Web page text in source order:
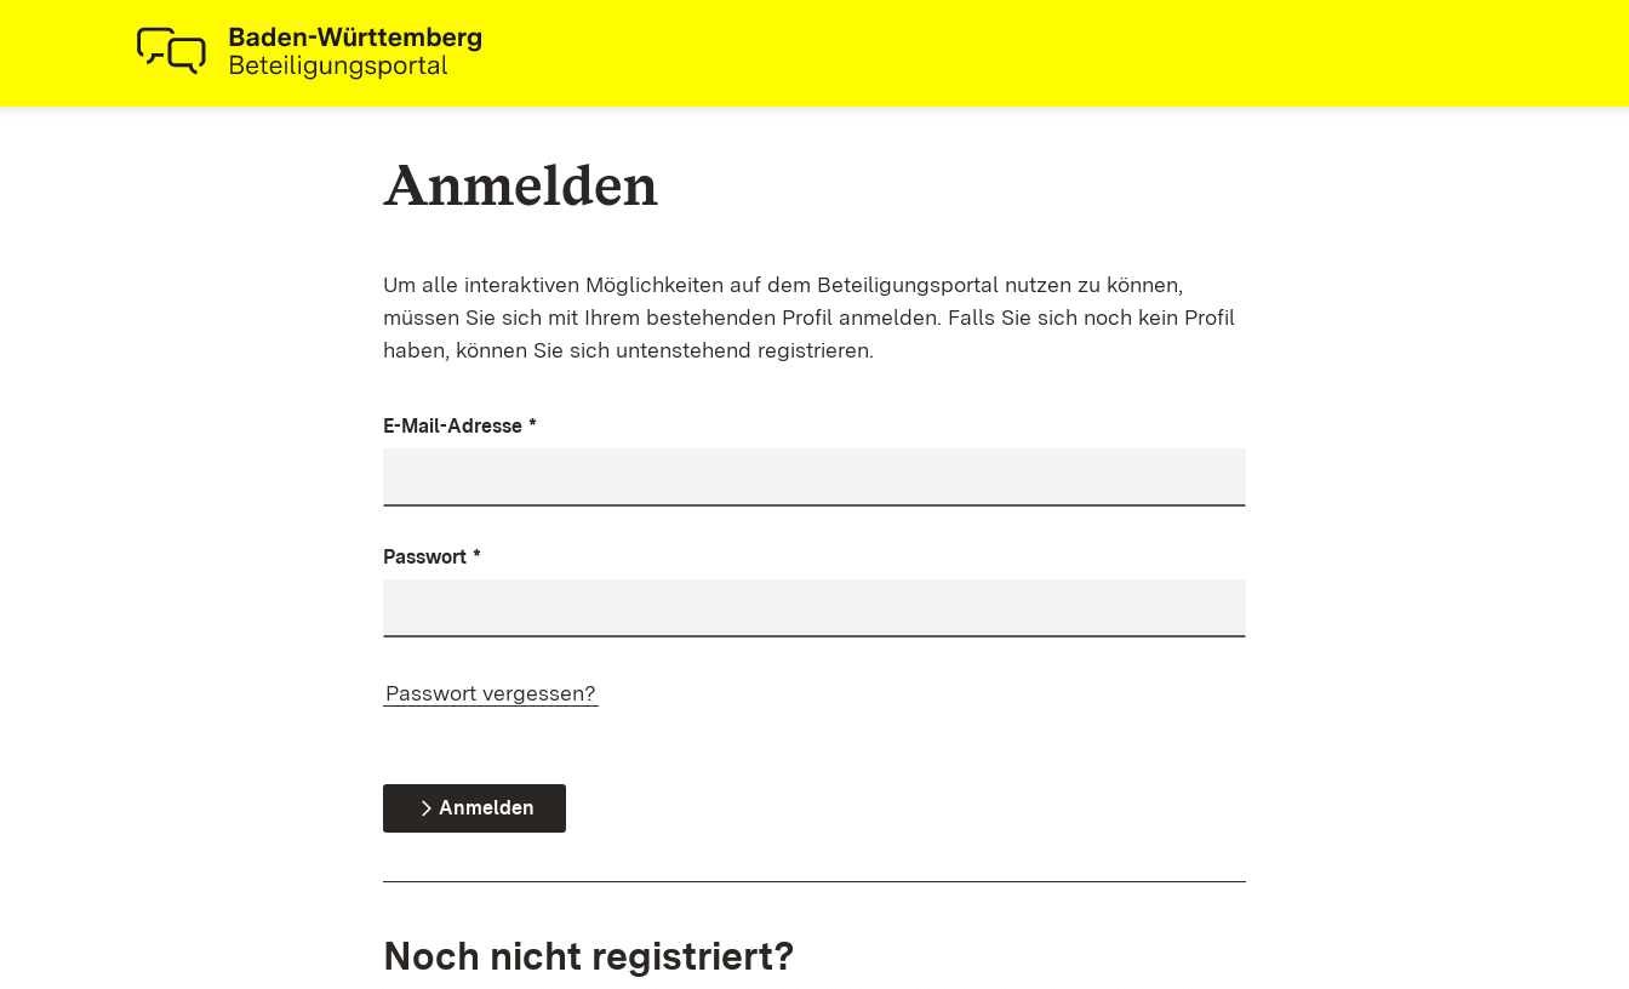
Anmelden
Um alle interaktiven Möglichkeiten auf dem Beteiligungsportal nutzen zu können,
müssen Sie sich mit Ihrem bestehenden Profil anmelden. Falls Sie sich noch kein Profil
haben, können Sie sich untenstehend registrieren.
E-Mail-Adresse *
Passwort *
Passwort vergessen?
Anmelden
Noch nicht registriert?